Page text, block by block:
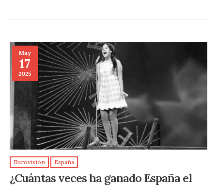
May
17
2025
Eurovisión España
¿Cuántas veces ha ganado España el